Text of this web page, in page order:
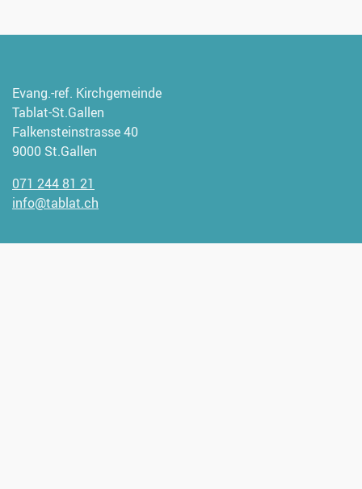
Evang.-ref. Kirchgemeinde
Tablat-St.Gallen
Falkensteinstrasse 40
9000 St.Gallen
071 244 81 21
info@tablat.ch